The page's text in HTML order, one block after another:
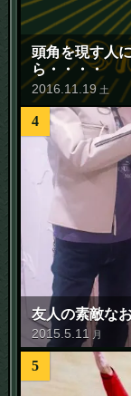
頭角を現す人
ら・・・・
2016 11 19 土
4
友人の素敵な
2015 5 11 月
5